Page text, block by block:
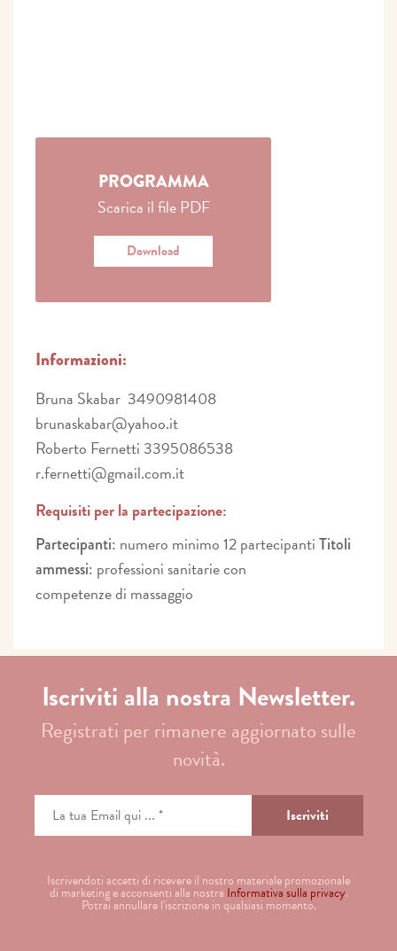
PROGRAMMA
Scarica il file PDF
Download
Informazioni:
Bruna Skabar 3490981408
brunaskabar@yahoo.it
Roberto Fernetti 3395086538
r.fernetti@gmail.com.it
Requisiti per la partecipazione:
Partecipanti: numero minimo 12 partecipantiTitoli
ammessi: professioni sanitarie con
competenze di massaggio
Iscriviti alla nostra Newsletter.
Registrati per rimanere aggiornato sulle
novità.
Iscrivendoti accetti di ricevere il nostro materiale promozionale
di marketing e acconsenti alla nostra Informativa sulla privacy.
Potrai annullare l'iscrizione in qualsiasi momento.